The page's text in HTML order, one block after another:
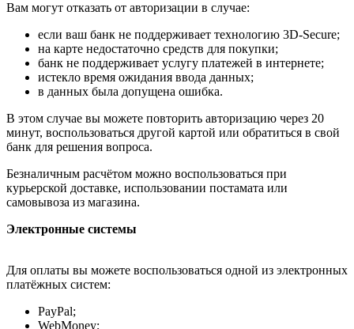
Вам могут отказать от авторизации в случае:
если ваш банк не поддерживает технологию 3D-Secure;
на карте недостаточно средств для покупки;
банк не поддерживает услугу платежей в интернете;
истекло время ожидания ввода данных;
в данных была допущена ошибка.
В этом случае вы можете повторить авторизацию через 20
минут, воспользоваться другой картой или обратиться в свой
банк для решения вопроса.
Безналичным расчётом можно воспользоваться при
курьерской доставке, использовании постамата или
самовывоза из магазина.
Электронные системы
Для оплаты вы можете воспользоваться одной из электронных
платёжных систем:
PayPal;
WebMoney;